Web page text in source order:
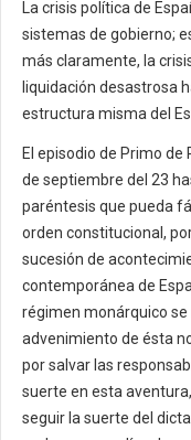
La crisis política de
sistemas de gobierno;
más claramente, la
liquidación desastrosa
estructura misma del
El episodio de Primo de
de septiembre del 23
paréntesis que pueda
orden constitucional,
sucesión de
contemporánea de
régimen monárquico se
advenimiento de ésta
por salvar las
suerte en esta
seguir la suerte del